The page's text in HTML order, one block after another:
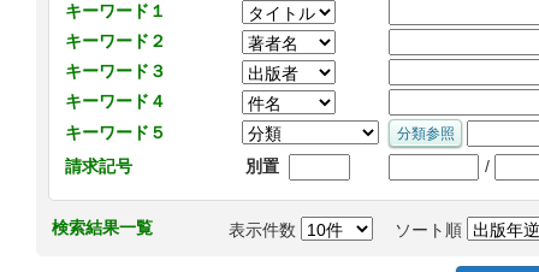
キーワード１
キーワード２
キーワード３
キーワード４
キーワード５
請求記号
別置 /
検索結果一覧 表示件数 ソート順